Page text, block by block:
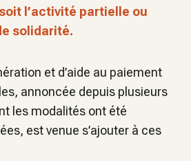
l’activité partielle ou
solidarité.
et d’aide au paiement
annoncée depuis plusieurs
les modalités ont été
est venue s’ajouter à ces